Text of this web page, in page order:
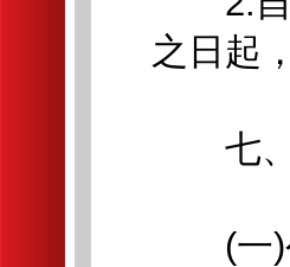
之日起
七、
(一)公